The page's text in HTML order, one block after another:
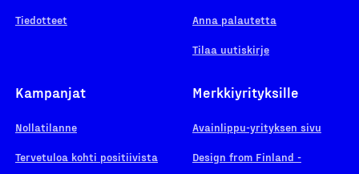
Tiedotteet Anna palautetta
Tilaa uutiskirje
Kampanjat
Nollatilanne
Tervetuloa kohti positiivista
Merkkiyrityksille
Avainlippu-yrityksen sivu
Design from Finland -